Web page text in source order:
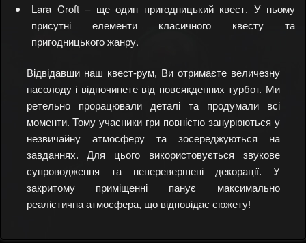
Lara Croft – ще один пригодницький квест. У ньому
присутні елементи класичного квесту та
пригодницького жанру.
Відвідавши наш квест-рум, Ви отримаєте величезну
насолоду і відпочинете від повсякденних турбот. Ми
ретельно прорацювали деталі та продумали всі
моменти. Тому учасники гри повністю занурюються у
незвичайну атмосферу та зосереджуються на
завданнях. Для цього використовується звукове
супроводження та неперевершені декорації. У
закритому приміщенні панує максимально
реалістична атмосфера, що відповідає сюжету!